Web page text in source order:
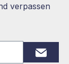
verpassen